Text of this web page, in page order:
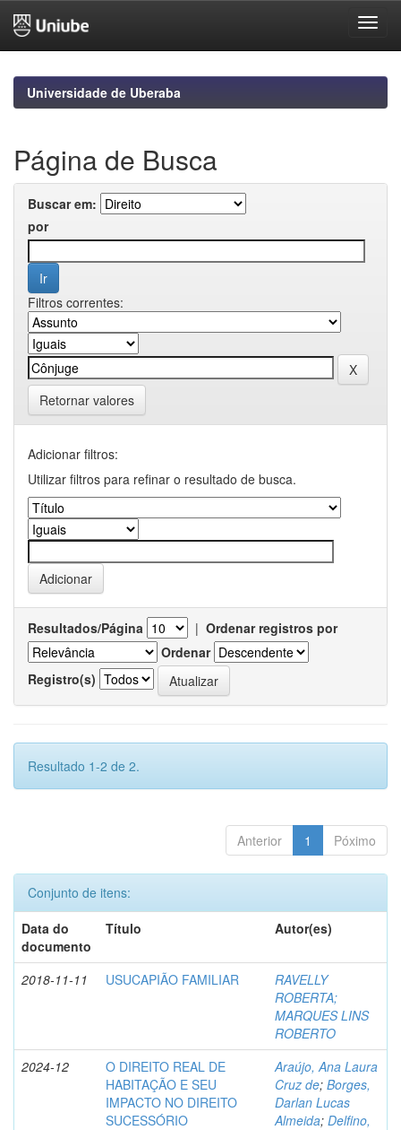
navigationUniversidade de Uberaba
Página de Busca
Buscar em:
por
Filtros correntes:
Retornar valores
Adicionar filtros:
Utilizar filtros para refinar o resultado de busca.
Resultados/Página | Ordenar registros por
Ordenar
Registro(s)
Resultado 1-2 de 2.
Anterior 1 Póximo
Conjunto de itens:
Data do
documento
Título Autor(es)
2018-11-11 USUCAPIÃO FAMILIAR
RAVELLY
ROBERTA;
MARQUES LINS
ROBERTO
2024-12
O DIREITO REAL DE
HABITAÇÃO E SEU
IMPACTO NO DIREITO
SUCESSÓRIO
Araújo, Ana Laura
Cruz de; Borges,
Darlan Lucas
Almeida; Delfino,